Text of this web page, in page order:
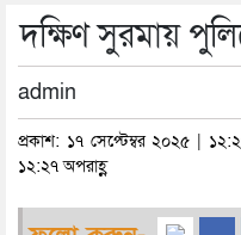
দক্ষিণ সুরমায়
admin
প্রকাশ: ১৭ সেপ্টেম্বর ২০২৫ |
১২:২৭ অপরাহ্ণ